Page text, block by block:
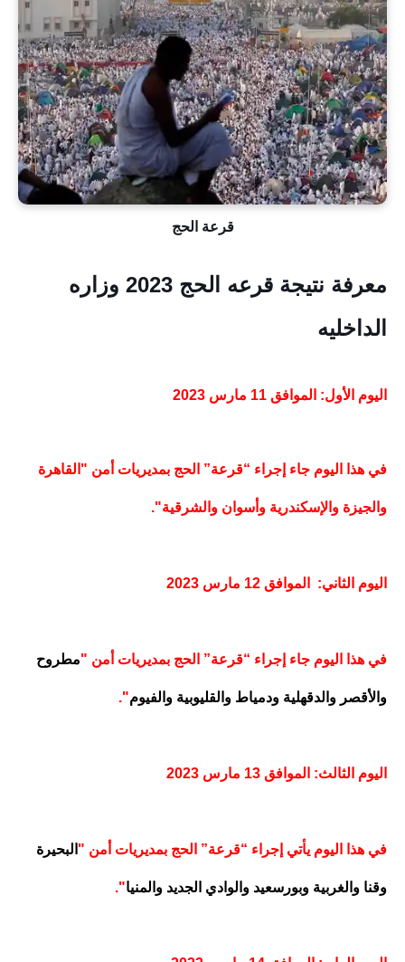
قرعة الحج
معرفة نتيجة قرعه الحج 2023 وزاره
الداخليه
اليوم الأول: الموافق 11 مارس 2023
في هذا اليوم جاء إجراء “قرعة” الحج بمديريات أمن "القاهرة
والجيزة والإسكندرية وأسوان والشرقية".
اليوم الثاني: الموافق 12 مارس 2023
في هذا اليوم جاء إجراء “قرعة” الحج بمديريات أمن "مطروح
والأقصر والدقهلية ودمياط والقليوبية والفيوم".
اليوم الثالث: الموافق 13 مارس 2023
في هذا اليوم يأتي إجراء “قرعة” الحج بمديريات أمن " البحيرة
وقنا والغربية وبورسعيد والوادي الجديد والمنيا".